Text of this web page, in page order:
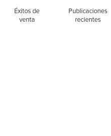
Éxitos de
venta
Publicaciones
recientes